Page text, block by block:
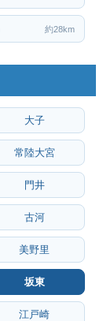
約28km
大子
常陸大宮
門井
古河
美野里
坂東
江戸崎